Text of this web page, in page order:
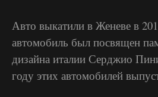
Авто выкатили в Женеве в
автомобиль был посвящен
дизайна италии Серджио
году этих автомобилей